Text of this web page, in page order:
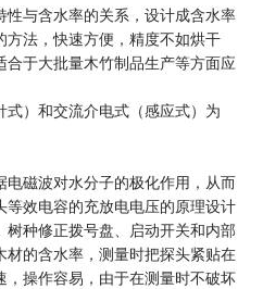
性与含水率的关系，设计成含水率
方法，快速方便，精度不如烘干
合于大批量木竹制品生产等方面应
式）和交流介电式（感应式）为
磁波对水分子的极化作用，从而
等效电容的充放电电压的原理设计
树种修正拨号盘、启动开关和内部
材的含水率，测量时把探头紧贴在
，操作容易，由于在测量时不破坏